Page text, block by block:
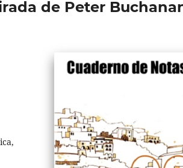
de Peter